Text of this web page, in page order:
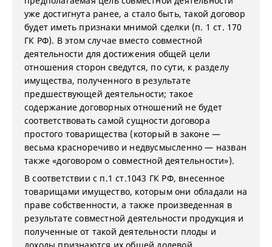
уже достигнута ранее, а стало быть, такой договор
будет иметь признаки мнимой сделки (п. 1 ст. 170
ГК РФ). В этом случае вместо совместной
деятельности для достижения общей цели
отношения сторон сведутся, по сути, к разделу
имущества, полученного в результате
предшествующей деятельности; такое
содержание договорных отношений не будет
соответствовать самой сущности договора
простого товарищества (который в законе —
весьма красноречиво и недвусмысленно — назван
также «договором о совместной деятельности»).
В соответствии с п.1 ст.1043 ГК РФ, внесенное
товарищами имущество, которым они обладали на
праве собственности, а также произведенная в
результате совместной деятельности продукция и
полученные от такой деятельности плоды и